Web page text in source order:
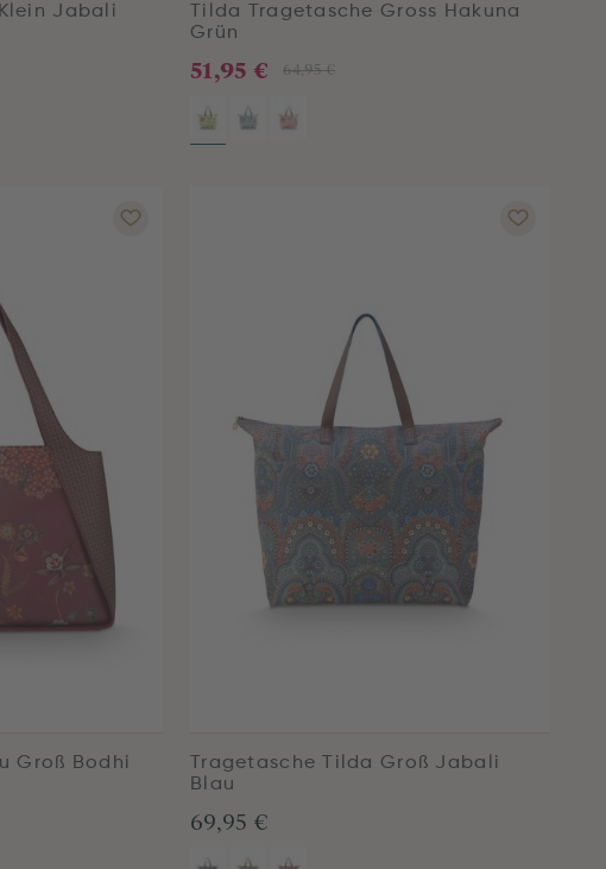
Jabali
Tilda Tragetasche Gross Hakuna
Grün
64,95 €
51,95 €
Groß Bodhi
Tragetasche Tilda Groß Jabali
Blau
69,95 €